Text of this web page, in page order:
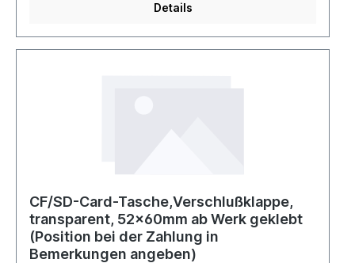
Details
CF/SD-Card-Tasche,Verschlußklappe,
transparent, 52x60mm ab Werk geklebt
(Position bei der Zahlung in
Bemerkungen angeben)